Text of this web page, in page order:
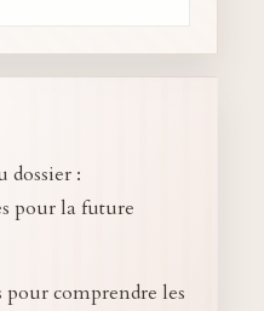
dossier :
pour la future
comprendre les